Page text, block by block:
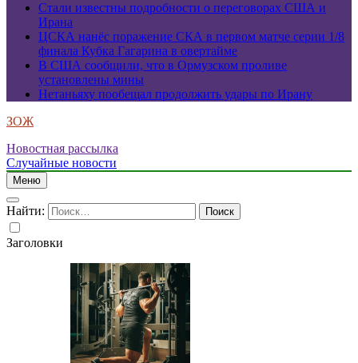
Стали известны подробности о переговорах США и
Ирана
ЦСКА нанёс поражение СКА в первом матче серии 1/8
финала Кубка Гагарина в овертайме
В США сообщили, что в Ормузском проливе
установлены мины
Нетаньяху пообещал продолжить удары по Ирану
ЗОЖ
Новостная рассылка
Случайные новости
Меню
Найти:
Заголовки